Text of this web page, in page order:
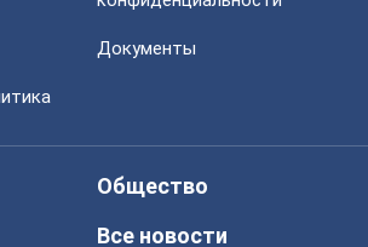
Документы
Общество
Все новости